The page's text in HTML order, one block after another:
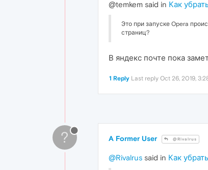
@temkem said in Как
Это при запуске Opera
страниц?
В яндекс почте пока
1 Reply Last reply Oct 26, 2019,
? A Former User @Rivalrus
@Rivalrus said in Как